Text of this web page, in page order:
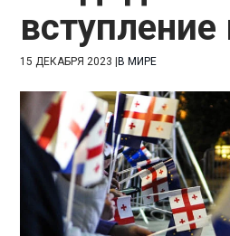
вступление
15 ДЕКАБРЯ 2023 |В МИРЕ